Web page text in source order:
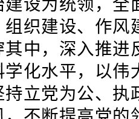
设为统领，全
织建设、作风
中，深入推进
化水平，以伟
立党为公、执